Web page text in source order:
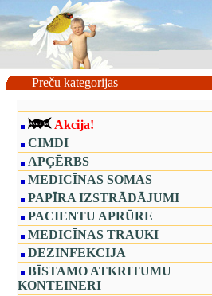
Preču kategorijas
Akcija!
CIMDI
APĢĒRBS
MEDICĪNAS SOMAS
PAPĪRA IZSTRĀDĀJUMI
PACIENTU APRŪRE
MEDICĪNAS TRAUKI
DEZINFEKCIJA
BĪSTAMO ATKRITUMU
KONTEINERI